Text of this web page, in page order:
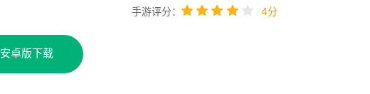
手游评分： 4分
安卓版下载